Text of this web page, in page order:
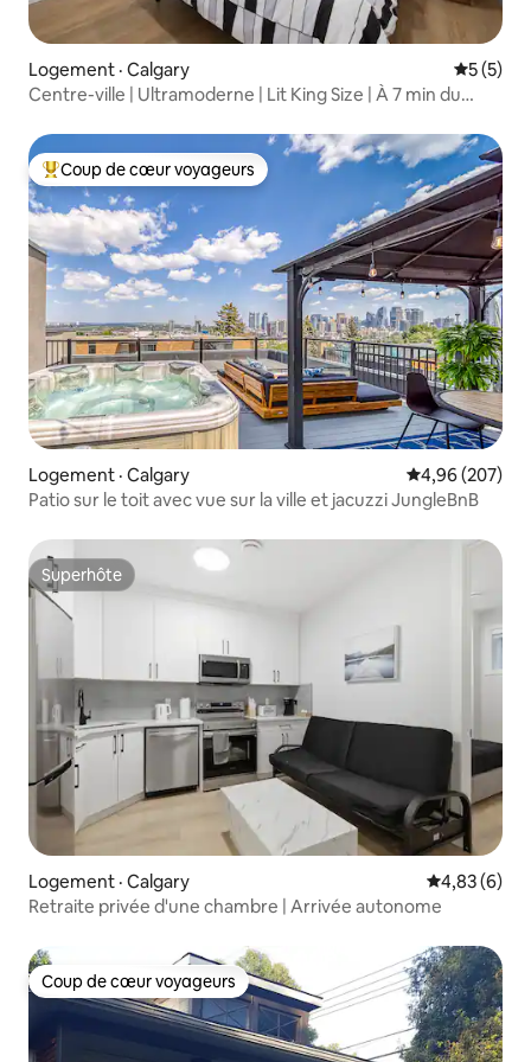
Logement · Calgary Note
5 (5)
Centre-ville | Ultramoderne | Lit King Size | À 7 min du
Coup de cœur voyageurs parmi les plus aimés
Coup de cœur voyageurs
Logement · Calgary Note
4,96 (207)
Patio sur le toit avec vue sur la ville et jacuzzi JungleBnB
Superhôte
Superhôte
Logement · Calgary Note
4,83 (6)
Retraite privée d'une chambre | Arrivée autonome
Coup de cœur voyageurs
Coup de cœur voyageurs